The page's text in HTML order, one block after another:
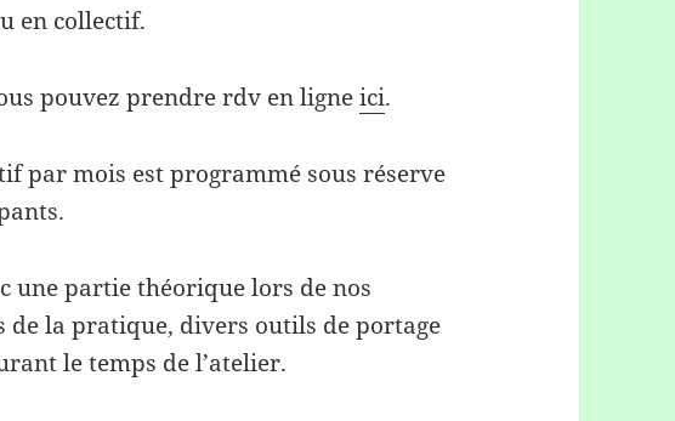
en collectif.
pouvez prendre rdv en ligneici.
par mois est programmé sous réserve
une partie théorique lors de nos
de la pratique, divers outils de portage
le temps de l’atelier.